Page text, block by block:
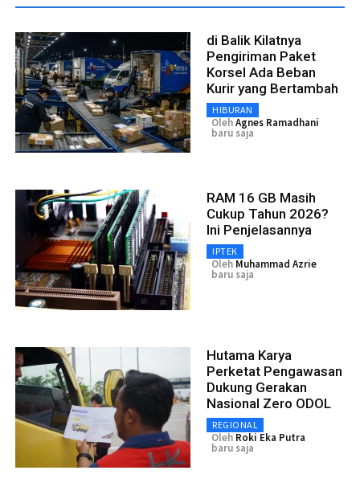
di Balik Kilatnya
Pengiriman Paket
Korsel Ada Beban
Kurir yang Bertambah
HIBURAN
OlehAgnes Ramadhani
baru saja
RAM 16 GB Masih
Cukup Tahun 2026?
Ini Penjelasannya
IPTEK
Oleh Muhammad Azrie
baru saja
Hutama Karya
Perketat Pengawasan
Dukung Gerakan
Nasional Zero ODOL
REGIONAL
Oleh Roki Eka Putra
baru saja